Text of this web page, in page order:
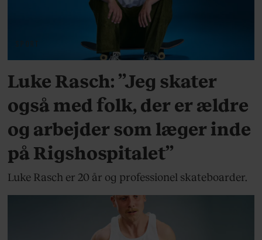
SPORT
Luke Rasch: ”Jeg skater
også med folk, der er ældre
og arbejder som læger inde
på Rigshospitalet”
Luke Rasch er 20 år og professionel skateboarder.